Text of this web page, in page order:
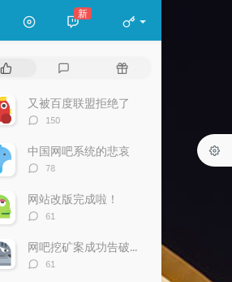
天易
新
章
评
随
文
又被百度联盟拒绝了
评
数：
150
中国网吧系统的悲哀
评
数：
78
网站改版完成啦！
评
数：
61
网吧挖矿案成功告破—网吧巨卡老板报警
评
61